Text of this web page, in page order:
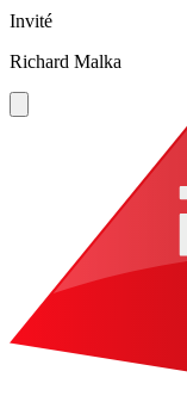
Invité
Richard Malka